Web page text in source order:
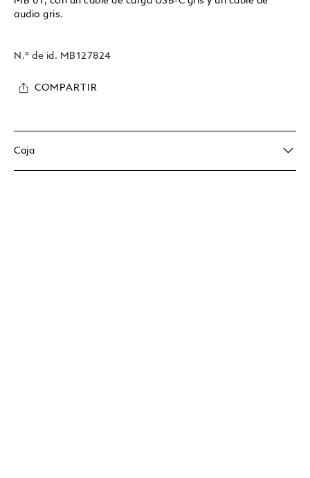
audio gris.
N.º de id. MB127824
COMPARTIR
Caja